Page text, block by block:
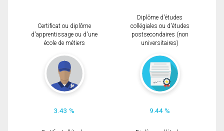
Certificat ou diplôme
d'apprentissage ou d'une
école de métiers
3.43 %
Diplôme d'études
collégiales ou d'études
postsecondaires (non
universitaires)
9.44 %